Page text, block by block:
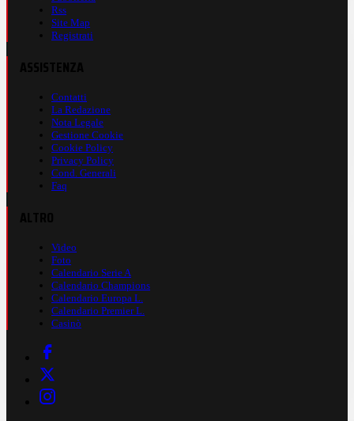
Rss
Site Map
Registrati
Contatti
La Redazione
Nota Legale
Gestione Cookie
Cookie Policy
Privacy Policy
Cond. Generali
Faq
Video
Foto
Calendario Serie A
Calendario Champions
Calendario Europa L.
Calendario Premier L.
Casinò